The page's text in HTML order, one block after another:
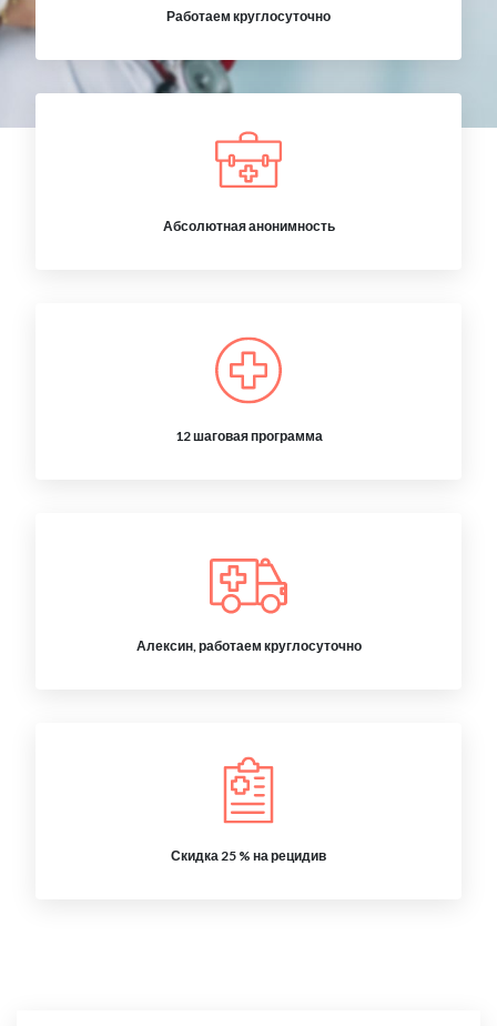
Работаем круглосуточно
Абсолютная анонимность
12 шаговая программа
Алексин, работаем круглосуточно
Скидка 25 % на рецидив